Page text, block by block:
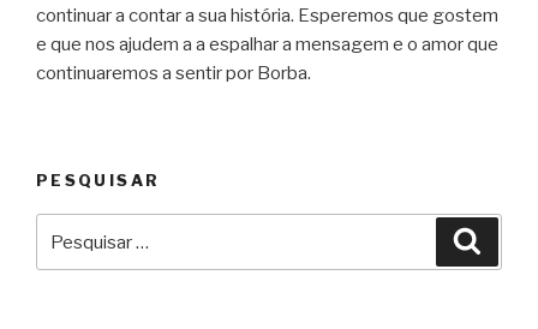
continuar a contar a sua história. Esperemos que gostem
e que nos ajudem a a espalhar a mensagem e o amor que
continuaremos a sentir por Borba.
PESQUISAR
por: